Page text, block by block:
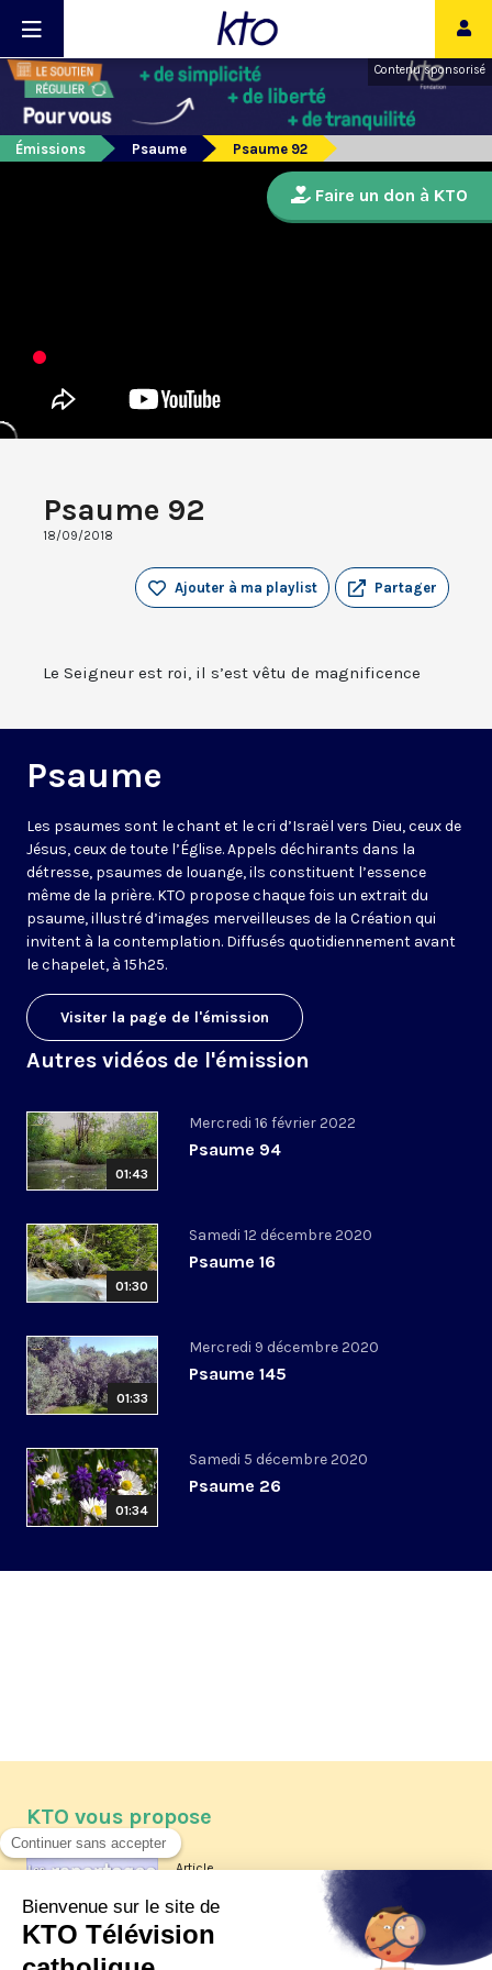
Contenu sponsorisé
Émissions Psaume Psaume 92
Psaume 92
18/09/2018
Partager
Ajouter à ma playlist
Le Seigneur est roi, il s’est vêtu de magnificence
Psaume
Les psaumes sont le chant et le cri d’Israël vers Dieu, ceux de
Jésus, ceux de toute l’Église. Appels déchirants dans la
détresse, psaumes de louange, ils constituent l’essence
même de la prière. KTO propose chaque fois un extrait du
psaume, illustré d’images merveilleuses de la Création qui
invitent à la contemplation. Diffusés quotidiennement avant
le chapelet, à 15h25.
Visiter la page de l'émission
Autres vidéos de l'émission
01:43
Mercredi 16 février 2022
Psaume 94
01:30
Samedi 12 décembre 2020
Psaume 16
01:33
Mercredi 9 décembre 2020
Psaume 145
01:34
Samedi 5 décembre 2020
Psaume 26
Faire un don à KTO
KTO vous propose
Article
Les reportages d'été 2026 de KTO